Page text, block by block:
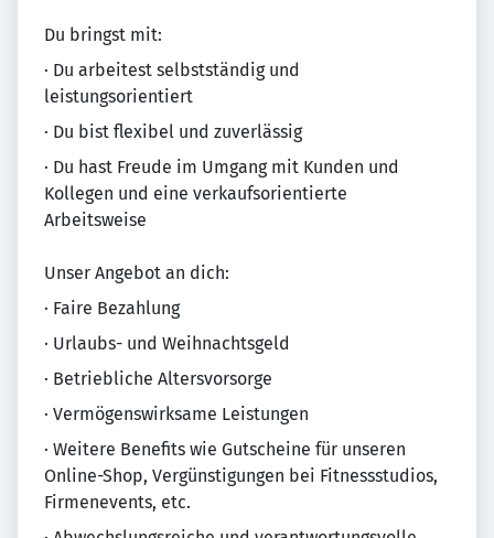
Du bringst mit:
· Du arbeitest selbstständig und
leistungsorientiert
· Du bist flexibel und zuverlässig
· Du hast Freude im Umgang mit Kunden und
Kollegen und eine verkaufsorientierte
Arbeitsweise
Unser Angebot an dich:
· Faire Bezahlung
· Urlaubs- und Weihnachtsgeld
· Betriebliche Altersvorsorge
· Vermögenswirksame Leistungen
· Weitere Benefits wie Gutscheine für unseren
Online-Shop, Vergünstigungen bei Fitnessstudios,
Firmenevents, etc.